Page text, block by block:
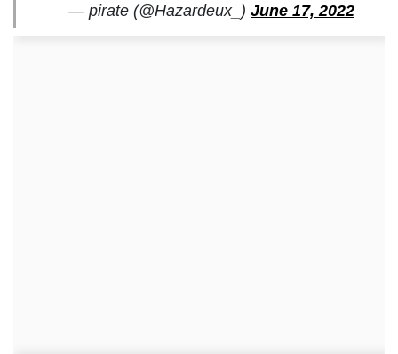
— pirate (@Hazardeux_) June 17, 2022